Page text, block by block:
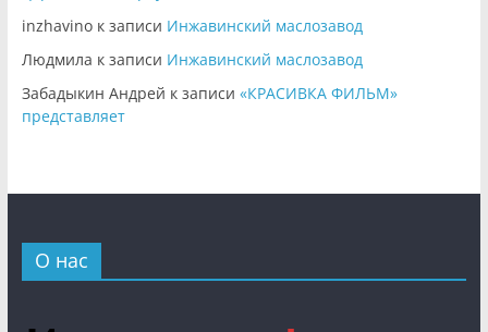
inzhavinoк записи Инжавинский маслозавод
Людмила к записи Инжавинский маслозавод
Забадыкин Андрей к записи «КРАСИВКА ФИЛЬМ»
представляет
О нас